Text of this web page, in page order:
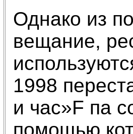
Однако из
вещание,
1998
и час»F па
помощью